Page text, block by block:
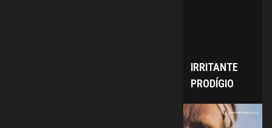
IRRITANTE
PRODÍGIO